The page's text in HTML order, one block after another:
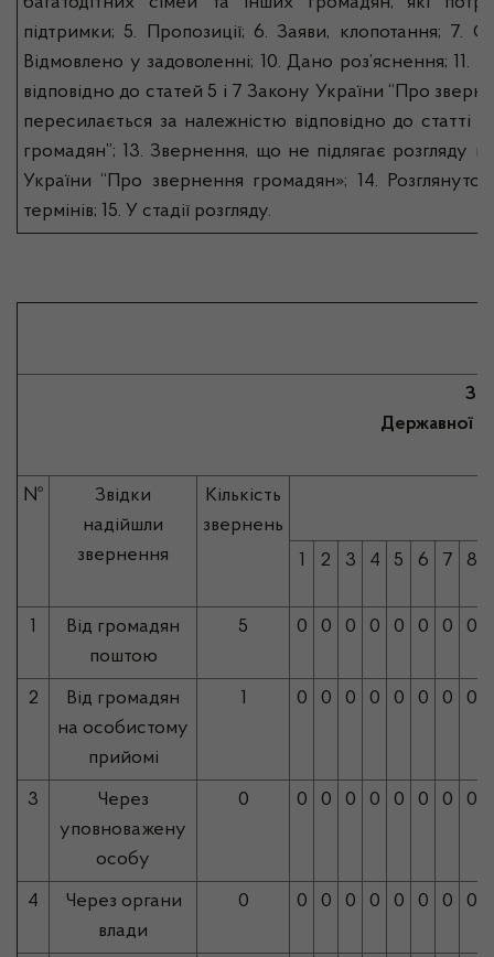
підтримки; 5. Пропозиції; 6. Заяви, клопотання; 7.
Відмовлено у задоволенні; 10. Дано роз’яснення; 11.
відповідно до статей 5 і 7 Закону України “Про
пересилається за належністю відповідно до
громадян”; 13. Звернення, що не підлягає розгляду
України “Про звернення громадян»; 14.
термінів; 15. У стадії розгляду.
Державної
№
Звідки
надійшли
звернення
Кількість
звернень
1
2 3 4 5 6 7 8
1
Від громадян
поштою
5 0 0 0 0 0 0 0 0
2
Від громадян
на особистому
прийомі
1 0 0 0 0 0 0 0 0
3
Через
уповноважену
особу
0 0 0 0 0 0 0 0 0
4
Через органи
влади
0 0 0 0 0 0 0 0 0